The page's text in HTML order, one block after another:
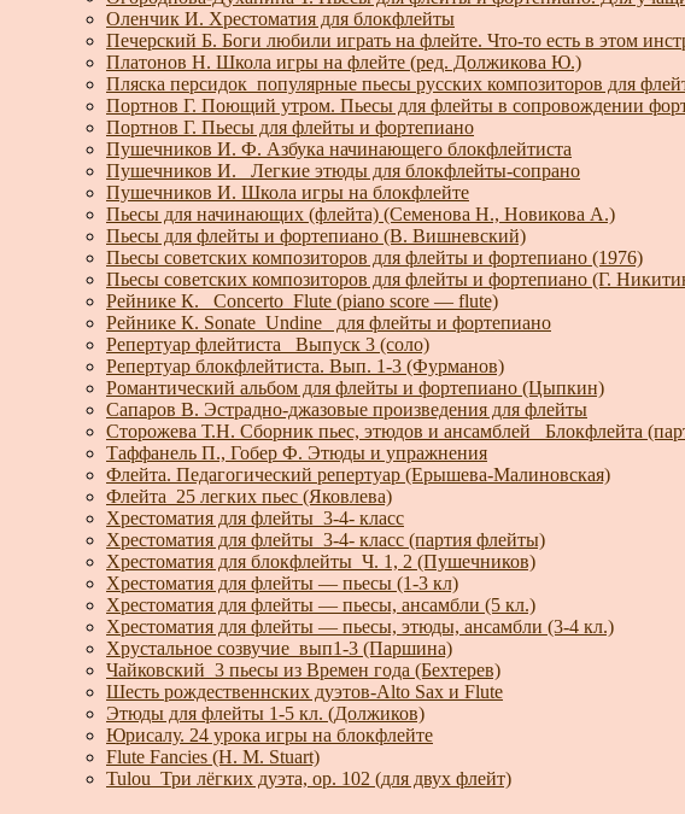
Оленчик И. Хрестоматия для блокфлейты
Печерский Б. Боги любили играть на флейте. Что-то есть в этом
Платонов Н. Школа игры на флейте (ред. Должикова Ю.)
Пляска персидок_популярные пьесы русских композиторов для
Портнов Г. Поющий утром. Пьесы для флейты в сопровождении
Портнов Г. Пьесы для флейты и фортепиано
Пушечников И. Ф. Азбука начинающего блокфлейтиста
Пушечников И. _Легкие этюды для блокфлейты-сопрано
Пушечников И. Школа игры на блокфлейте
Пьесы для начинающих (флейта) (Семенова Н., Новикова А.)
Пьесы для флейты и фортепиано (В. Вишневский)
Пьесы советских композиторов для флейты и фортепиано (1976)
Пьесы советских композиторов для флейты и фортепиано (Г.
Рейнике К. _Concerto_Flute (piano score — flute)
Рейнике К. Sonate_Undine_ для флейты и фортепиано
Репертуар флейтиста_ Выпуск 3 (соло)
Репертуар блокфлейтиста. Вып. 1-3 (Фурманов)
Романтический альбом для флейты и фортепиано (Цыпкин)
Сапаров В. Эстрадно-джазовые произведения для флейты
Сторожева Т.Н. Сборник пьес, этюдов и ансамблей _Блокфлейта
Таффанель П., Гобер Ф. Этюды и упражнения
Флейта. Педагогический репертуар (Ерышева-Малиновская)
Флейта_25 легких пьес (Яковлева)
Хрестоматия для флейты_3-4- класс
Хрестоматия для флейты_3-4- класс (партия флейты)
Хрестоматия для блокфлейты_Ч. 1, 2 (Пушечников)
Хрестоматия для флейты — пьесы (1-3 кл)
Хрестоматия для флейты — пьесы, ансамбли (5 кл.)
Хрестоматия для флейты — пьесы, этюды, ансамбли (3-4 кл.)
Хрустальное созвучие_вып1-3 (Паршина)
Чайковский_3 пьесы из Времен года (Бехтерев)
Шесть рождественнских дуэтов-Alto Sax и Flute
Этюды для флейты 1-5 кл. (Должиков)
Юрисалу. 24 урока игры на блокфлейте
Flute Fancies (H. M. Stuart)
Tulou_Три лёгких дуэта, ор. 102 (для двух флейт)